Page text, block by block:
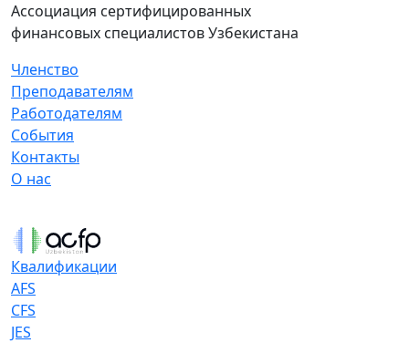
Ассоциация сертифицированных
финансовых специалистов Узбекистана
Членство
Преподавателям
Работодателям
События
Контакты
О нас
Квалификации
AFS
CFS
JES